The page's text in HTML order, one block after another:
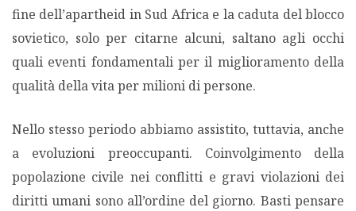
POVERTÀ
SALUTE
PUNTI DI VISTA
SGUARDI E VOCI
fine dell’apartheid in Sud Africa e la caduta del blocco
sovietico, solo per citarne alcuni, saltano agli occhi
quali eventi fondamentali per il miglioramento della
qualità della vita per milioni di persone.
Nello stesso periodo abbiamo assistito, tuttavia, anche
a evoluzioni preoccupanti. Coinvolgimento della
popolazione civile nei conflitti e gravi violazioni dei
diritti umani sono all’ordine del giorno. Basti pensare